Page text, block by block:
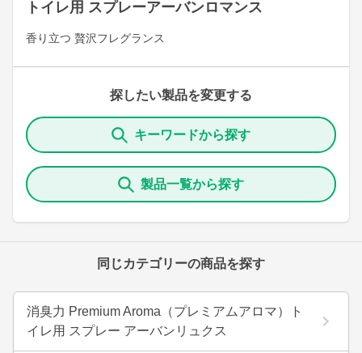
トイレ用 スプレーアーバンロマンス
香り立つ 贅沢フレグランス
探したい製品を変更する
キーワードから探す
製品一覧から探す
同じカテゴリーの商品を探す
消臭力 Premium Aroma（プレミアムアロマ）ト
イレ用 スプレー アーバンリュクス